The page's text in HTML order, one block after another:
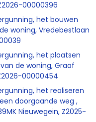
00000396
het bouwen
woning, Vredebestlaan
het plaatsen
de woning, Graaf
00000454
het realiseren
doorgaande weg ,
Nieuwegein, Z2025-